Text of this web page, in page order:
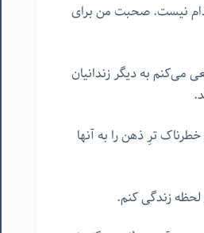
نیست. صحبت من برای
به دیگر زندانیان
ترِ ذهن را به آنها
زندگی کنم.